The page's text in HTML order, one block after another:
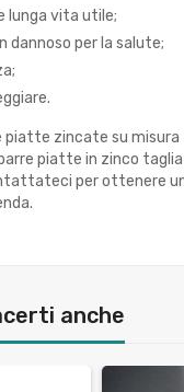
lunga vita utile;
dannoso per la salute;
piatte zincate su
piatte in zinco
per ottenere
anche